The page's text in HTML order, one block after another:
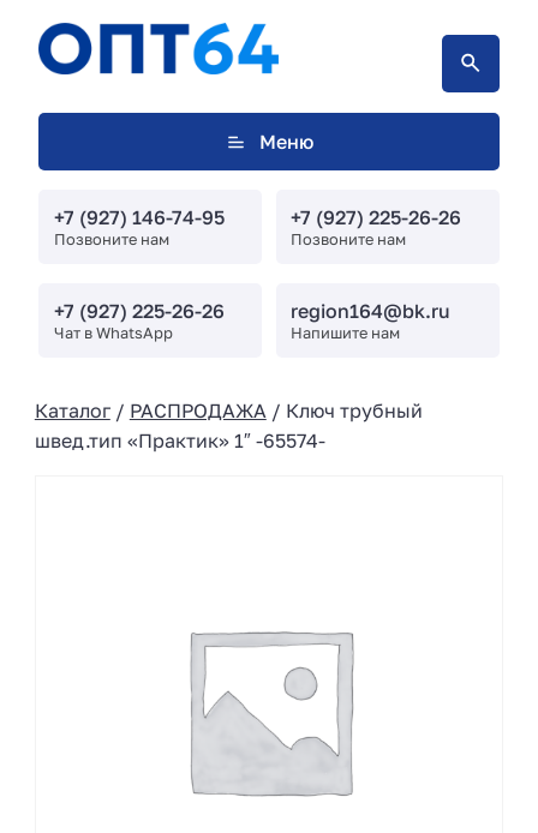
Меню
+7 (927) 146-74-95
Позвоните нам
+7 (927) 225-26-26
Позвоните нам
+7 (927) 225-26-26
Чат в WhatsApp
region164@bk.ru
Напишите нам
Каталог/ РАСПРОДАЖА / Ключ трубный
швед.тип «Практик» 1″ -65574-